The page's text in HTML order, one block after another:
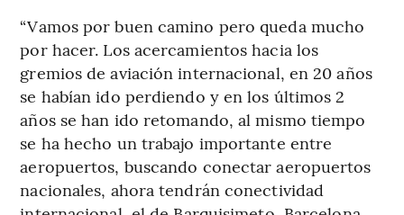
“Vamos por buen camino pero queda mucho
por hacer. Los acercamientos hacia los
gremios de aviación internacional, en 20 años
se habían ido perdiendo y en los últimos 2
años se han ido retomando, al mismo tiempo
se ha hecho un trabajo importante entre
aeropuertos, buscando conectar aeropuertos
nacionales, ahora tendrán conectividad